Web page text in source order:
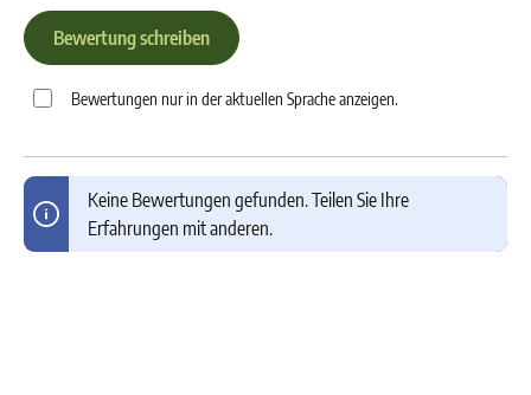
Bewertung schreiben
Bewertungen nur in der aktuellen Sprache anzeigen.
Keine Bewertungen gefunden. Teilen Sie Ihre
Erfahrungen mit anderen.